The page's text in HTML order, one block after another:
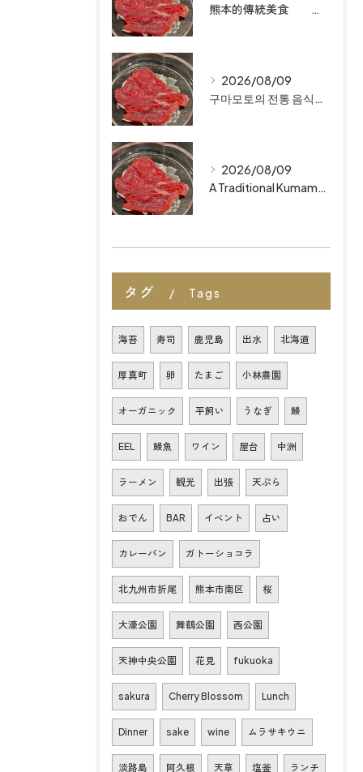
熊本的傳統美食 想找福岡最棒的餐廳嗎？來「MAIZURU KITCHEN」品嚐道地且無添加的「Omakase」料理吧
2026/08/09
구마모토의 전통 음식 후쿠오카 최고의 레스토랑을 찾고 계신가요? ‘마이즈루 키친’에서 정통의 무첨가 오마카세를 만나보세요.
2026/08/09
A Traditional Kumamoto Dish: Basashi Looking for the Best Restaurants in Fukuoka? Discover Authentic, Additive-Free Omakase at MAIZURU KITCHEN
タグ Tags
海苔 寿司 鹿児島 出水 北海道
厚真町 卵 たまご 小林農園
オーガニック 平飼い うなぎ 鰻
EEL 鰻魚 ワイン 屋台 中洲
ラーメン 観光 出張 天ぷら
おでん BAR イベント 占い
カレーパン ガトーショコラ
北九州市折尾 熊本市南区 桜
大濠公園 舞鶴公園 西公園
天神中央公園 花見 fukuoka
sakura Cherry Blossom Lunch
Dinner sake wine ムラサキウニ
淡路島 阿久根 天草 塩釜 ランチ